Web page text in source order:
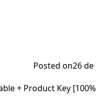
Posted on26 de